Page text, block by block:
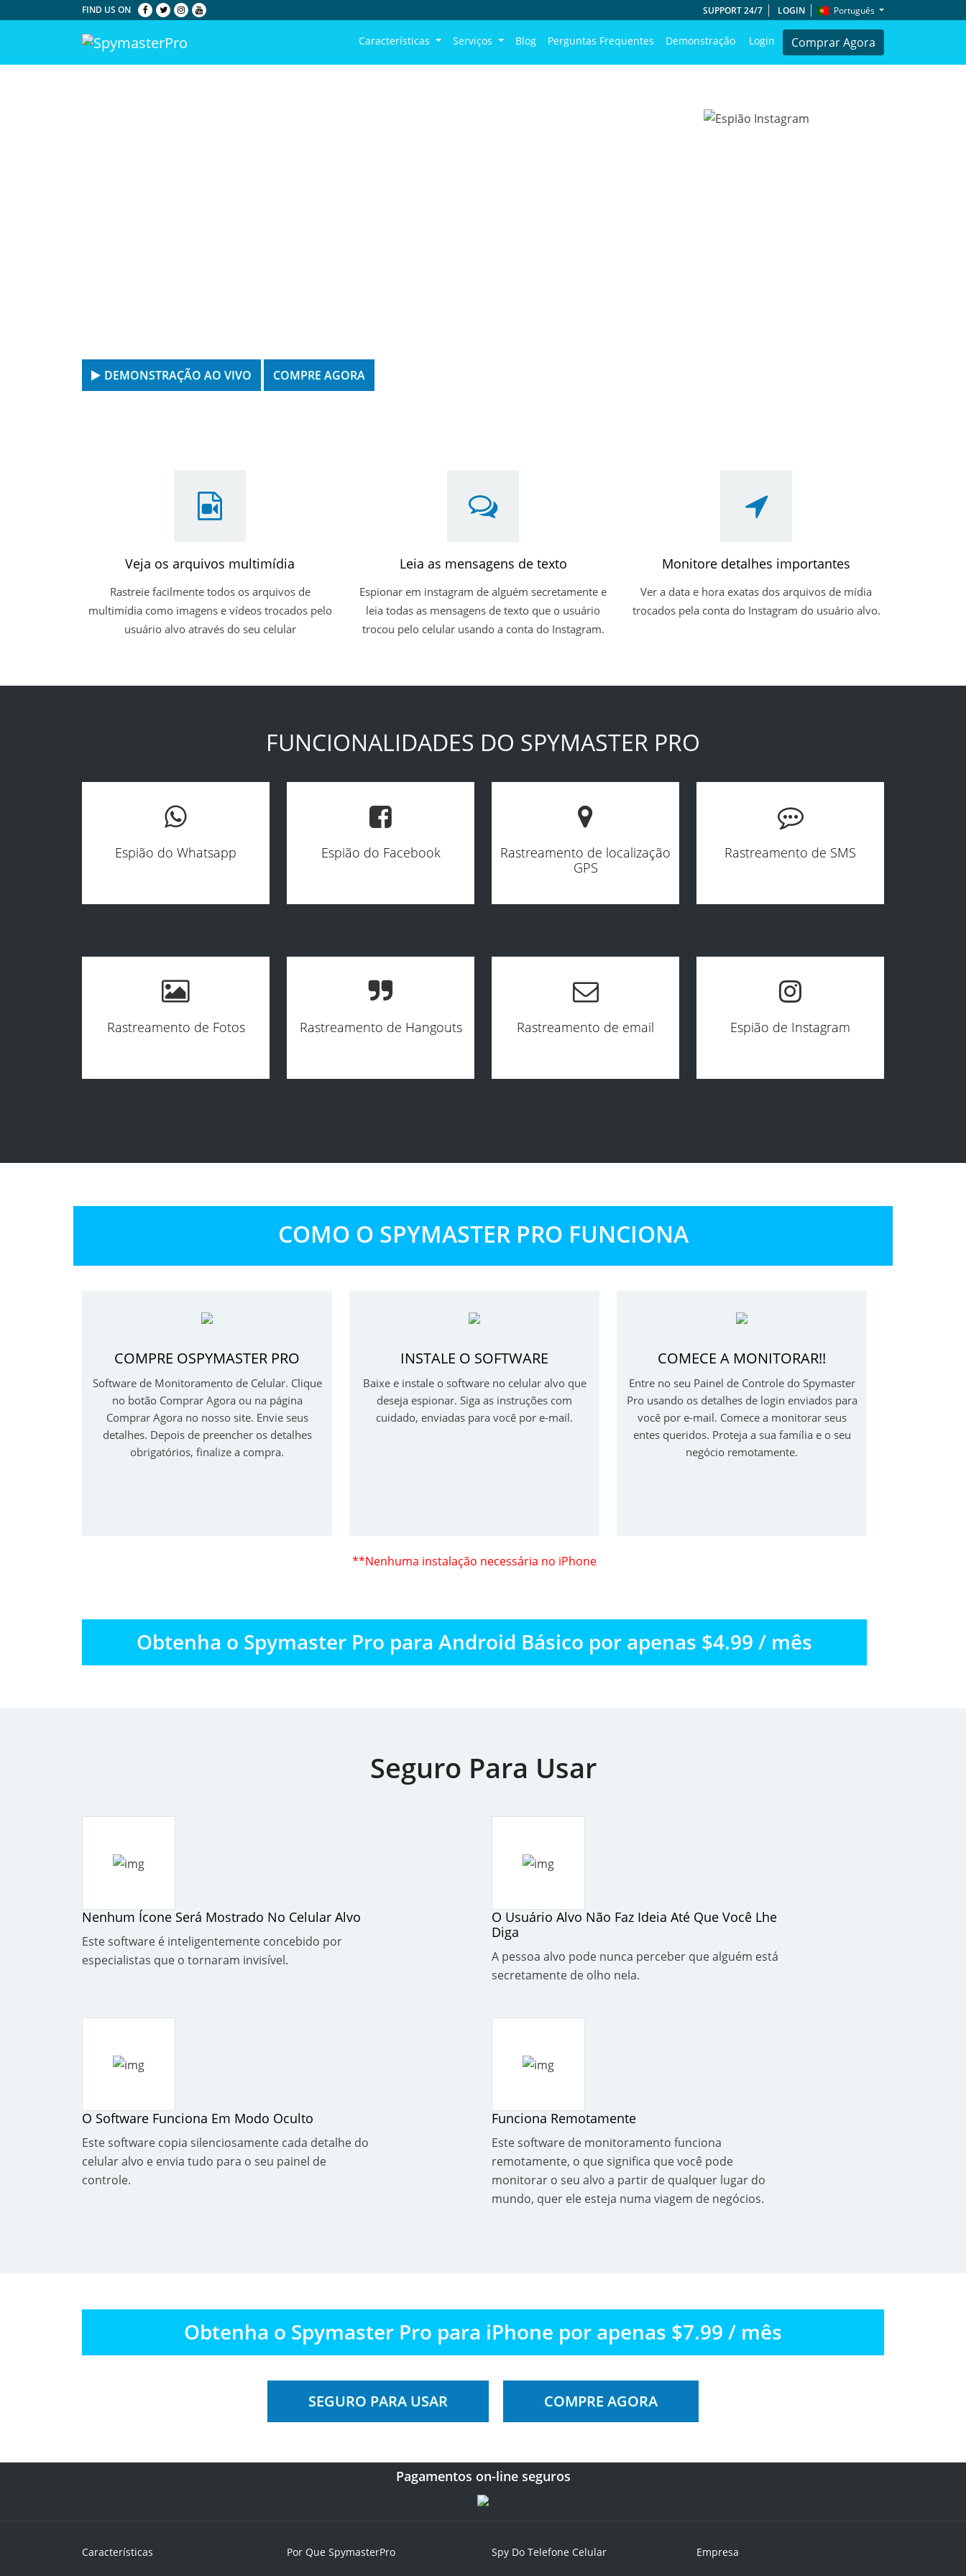
FIND US ON SUPPORT 24/7 LOGIN Português
Características Serviços Blog Perguntas Frequentes Demonstração Login Comprar Agora
DEMONSTRAÇÃO AO VIVO COMPRE AGORA
Veja os arquivos multimídia
Rastreie facilmente todos os arquivos de
multimídia como imagens e vídeos trocados pelo
usuário alvo através do seu celular
Leia as mensagens de texto
Espionar em instagram de alguém secretamente e
leia todas as mensagens de texto que o usuário
trocou pelo celular usando a conta do Instagram.
Monitore detalhes importantes
Ver a data e hora exatas dos arquivos de mídia
trocados pela conta do Instagram do usuário alvo.
FUNCIONALIDADES DO SPYMASTER PRO
Espião do Whatsapp Espião do Facebook
Rastreamento de localização
GPS
Rastreamento de SMS
Rastreamento de Fotos Rastreamento de Hangouts Rastreamento de email Espião de Instagram
COMO O SPYMASTER PRO FUNCIONA
COMPRE OSPYMASTER PRO
Software de Monitoramento de Celular. Clique
no botão Comprar Agora ou na página
Comprar Agora no nosso site. Envie seus
detalhes. Depois de preencher os detalhes
obrigatórios, finalize a compra.
INSTALE O SOFTWARE
Baixe e instale o software no celular alvo que
deseja espionar. Siga as instruções com
cuidado, enviadas para você por e-mail.
COMECE A MONITORAR!!
Entre no seu Painel de Controle do Spymaster
Pro usando os detalhes de login enviados para
você por e-mail. Comece a monitorar seus
entes queridos. Proteja a sua família e o seu
negócio remotamente.
**Nenhuma instalação necessária no iPhone
Obtenha o Spymaster Pro para Android Básico por apenas $4.99 / mês
Seguro Para Usar
Nenhum Ícone Será Mostrado No Celular Alvo
Este software é inteligentemente concebido por
especialistas que o tornaram invisível.
O Usuário Alvo Não Faz Ideia Até Que Você Lhe
Diga
A pessoa alvo pode nunca perceber que alguém está
secretamente de olho nela.
O Software Funciona Em Modo Oculto
Este software copia silenciosamente cada detalhe do
celular alvo e envia tudo para o seu painel de
controle.
Funciona Remotamente
Este software de monitoramento funciona
remotamente, o que significa que você pode
monitorar o seu alvo a partir de qualquer lugar do
mundo, quer ele esteja numa viagem de negócios.
Obtenha o Spymaster Pro para iPhone por apenas $7.99 / mês
SEGURO PARA USAR COMPRE AGORA
Pagamentos on-line seguros
Características Por Que SpymasterPro Spy Do Telefone Celular Empresa